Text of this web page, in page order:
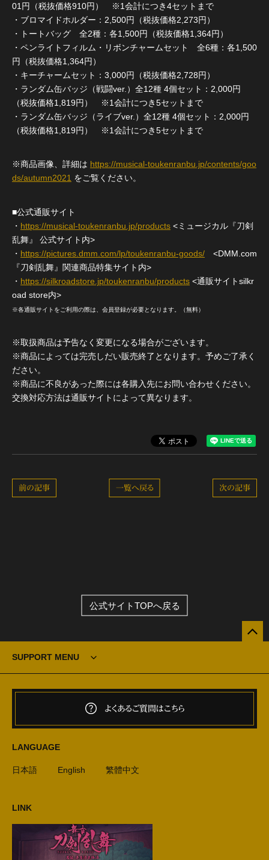
01円（税抜価格910円） ※1会計につき4セットまで
・ブロマイドホルダー：2,500円（税抜価格2,273円）
・トートバッグ 全2種：各1,500円（税抜価格1,364円）
・ペンライトフィルム・リボンチャームセット 全6種：各1,500
円（税抜価格1,364円）
・キーチャームセット：3,000円（税抜価格2,728円）
・ランダム缶バッジ（戦闘ver.）全12種 4個セット：2,000円
（税抜価格1,819円） ※1会計につき5セットまで
・ランダム缶バッジ（ライブver.）全12種 4個セット：2,000円
（税抜価格1,819円） ※1会計につき5セットまで
※商品画像、詳細は https://musical-toukenranbu.jp/contents/goo
ds/autumn2021 をご覧ください。
■公式通販サイト
・ https://musical-toukenranbu.jp/products <ミュージカル『刀剣
乱舞』 公式サイト内>
・ https://pictures.dmm.com/lp/toukenranbu-goods/ <DMM.com
『刀剣乱舞』関連商品特集サイト内>
・ https://silkroadstore.jp/toukenranbu/products <通販サイトsilkr
oad store内>
※各通販サイトをご利用の際は、会員登録が必要となります。（無料）
※取扱商品は予告なく変更になる場合がございます。
※商品によっては完売しだい販売終了となります。予めご了承く
ださい。
※商品に不良があった際には各購入先にお問い合わせください。
交換対応方法は通販サイトによって異なります。
次の記事
一覧へ戻る
前の記事
公式サイトTOPへ戻る
SUPPORT MENU
よくあるご質問はこちら
LANGUAGE
日本語 English 繁體中文
LINK